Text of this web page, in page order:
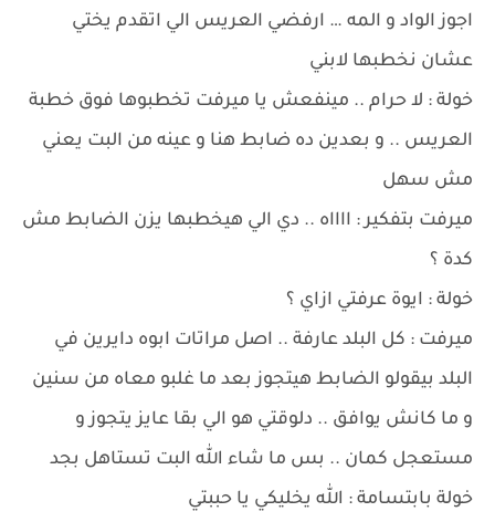
اجوز الواد و المه … ارفضي العريس الي اتقدم يختي
عشان نخطبها لابني
خولة : لا حرام .. مينفعش يا ميرفت تخطبوها فوق خطبة
العريس .. و بعدين ده ضابط هنا و عينه من البت يعني
مش سهل
ميرفت بتفكير : ااااه .. دي الي هيخطبها يزن الضابط مش
كدة ؟
خولة : ايوة عرفتي ازاي ؟
ميرفت : كل البلد عارفة .. اصل مراتات ابوه دايرين في
البلد بيقولو الضابط هيتجوز بعد ما غلبو معاه من سنين
و ما كانش يوافق .. دلوقتي هو الي بقا عايز يتجوز و
مستعجل كمان .. بس ما شاء الله البت تستاهل بجد
خولة بابتسامة : الله يخليكي يا حببتي